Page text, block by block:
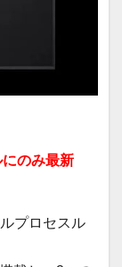
のみ最新
プロセスル